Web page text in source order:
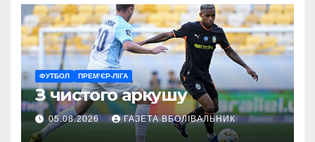
ФУТБОЛ ПРЕМ’ЄР-ЛІГА
З чистого аркушу
05.08.2026 ГАЗЕТА ВБОЛІВАЛЬНИК